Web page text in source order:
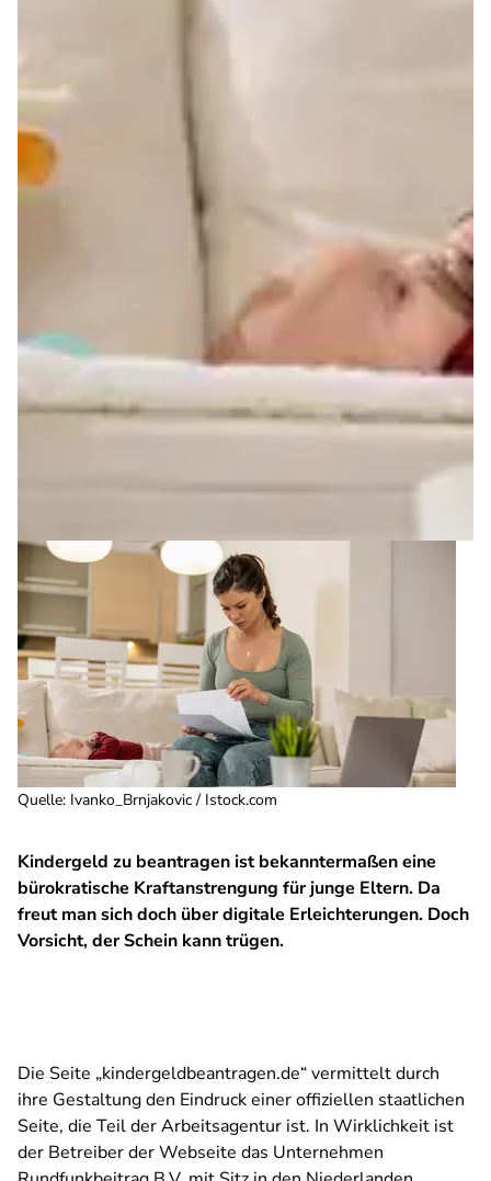
Quelle: Ivanko_Brnjakovic / Istock.com
Kindergeld zu beantragen ist bekanntermaßen eine
bürokratische Kraftanstrengung für junge Eltern. Da
freut man sich doch über digitale Erleichterungen. Doch
Vorsicht, der Schein kann trügen.
Die Seite „kindergeldbeantragen.de“ vermittelt durch
ihre Gestaltung den Eindruck einer offiziellen staatlichen
Seite, die Teil der Arbeitsagentur ist. In Wirklichkeit ist
der Betreiber der Webseite das Unternehmen